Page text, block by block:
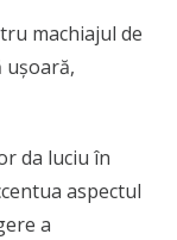
machiajul de
ușoară,
da luciu în
aspectul
a